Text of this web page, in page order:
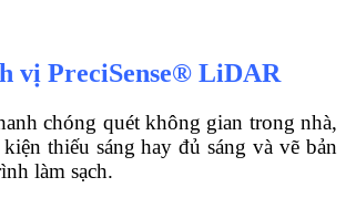
vị PreciSense® LiDAR
chóng quét không gian trong nhà,
thiếu sáng hay đủ sáng và vẽ bản
làm sạch.